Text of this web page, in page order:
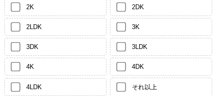
2K 2DK
2LDK 3K
3DK 3LDK
4K 4DK
4LDK それ以上